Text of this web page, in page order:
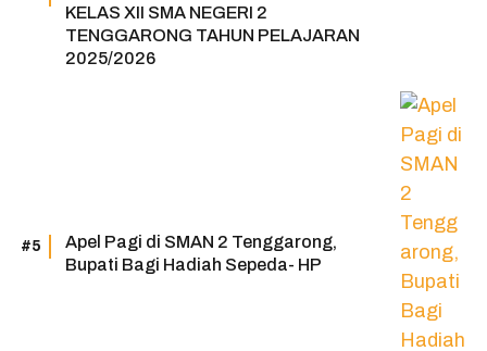
KELAS XII SMA NEGERI 2
TENGGARONG TAHUN PELAJARAN
2025/2026
Apel Pagi di SMAN 2 Tenggarong,
Bupati Bagi Hadiah Sepeda- HP